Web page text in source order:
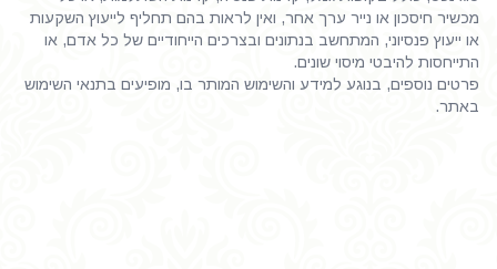
מכשיר חיסכון או נייר ערך אחר, ואין לראות בהם תחליף לייעוץ השקעות
או ייעוץ פנסיוני, המתחשב בנתונים ובצרכים הייחודיים של כל אדם, או
התייחסות להיבטי מיסוי שונים.
פרטים נוספים, בנוגע למידע והשימוש המותר בו, מופיעים בתנאי השימוש
באתר.